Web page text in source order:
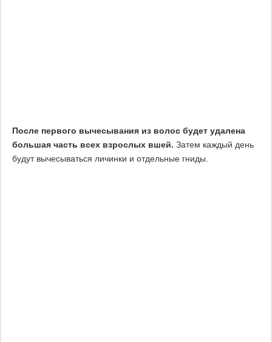
После первого вычесывания из волос будет удалена
большая часть всех взрослых вшей. Затем каждый день
будут вычесываться личинки и отдельные гниды.